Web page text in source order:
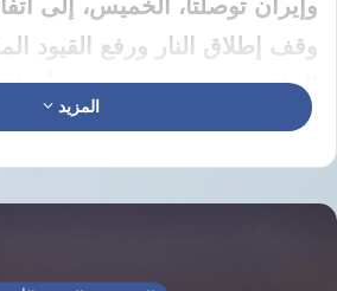
وإيران توصلتا، الخميس، إلى
وقف إطلاق النار ورفع القيود
الملاحة عبر مضيق هرمز، وأن
موافقة الرئيس الأمريكي
المخصب ومسألة التخصيب.
المزيد